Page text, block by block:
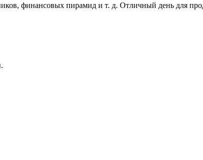
финансовых пирамид и т. д. Отличный день для